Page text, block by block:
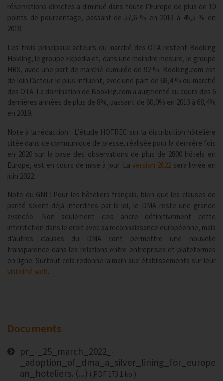
réservations directes a diminué dans toute l’Europe de plus de 10
points de pourcentage, passant de 57,6 % en 2013 à 45,5 % en
2019.
Les trois principaux acteurs du marché des OTA restent Booking
Holding, le groupe Expedia et, dans une moindre mesure, le groupe
HRS, avec une part de marché cumulée de 92 %. Booking.com est
de loin l’acteur le plus influent, avec une part de 68,4 % du marché
des OTA. La domination de Booking.com a augmenté au cours des 6
dernières années de plus de 8%, passant de 60,0% en 2013 à 68,4%
en 2019.
Note à la rédaction : L’étude HOTREC sur la distribution hôtelière
citée dans ce communiqué de presse, réalisée pour la dernière fois
en 2020 sur la base des observations de plus de 2800 hôtels en
Europe, est en cours de mise à jour. La version 2022sera livrée en
juin 2022.
Note du GNI : Pour les hôteliers français, bien que les clauses de
parité soient déjà interdites par la loi, le DMA reste une grande
avancée. Non seulement cela ancre définitivement cette
interdiction dans le droit avec sa reconnaissance européenne, mais
d’autres clauses du DMA vont permettre une nouvelle
transparence dans les relations entre entreprises et plateformes
en ligne. Surtout cela redonne la main aux établissements sur leur
visibilité web.
Documents
pr_-_25_march_2022_-
_adoption_of_dma_a_silver_lining_for_europe
an_hoteliers. (...)
PDF 173.1 ko